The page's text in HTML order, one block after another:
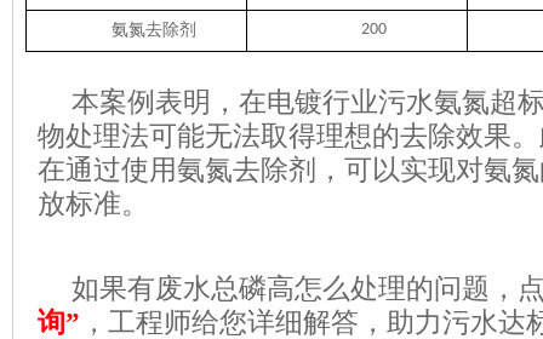
氨氮去除剂 200
本案例表明，在电镀行业污水氨氮超
物处理法可能无法取得理想的去除效果。
在通过使用氨氮去除剂，可以实现对氨
放标准。
如果有废水总磷高怎么处理的问题，
询” ，工程师给您详细解答，助力污水达